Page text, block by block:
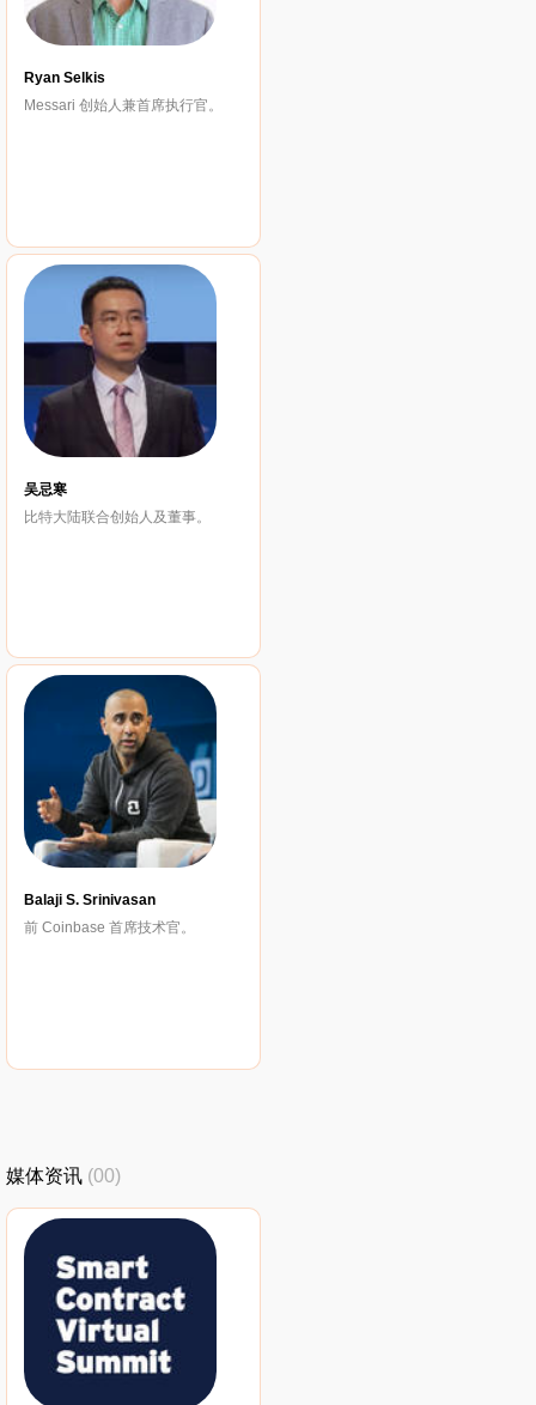
Ryan Selkis
Messari 创始人兼首席执行官。
吴忌寒
比特大陆联合创始人及董事。
Balaji S. Srinivasan
前 Coinbase 首席技术官。
媒体资讯 (00)